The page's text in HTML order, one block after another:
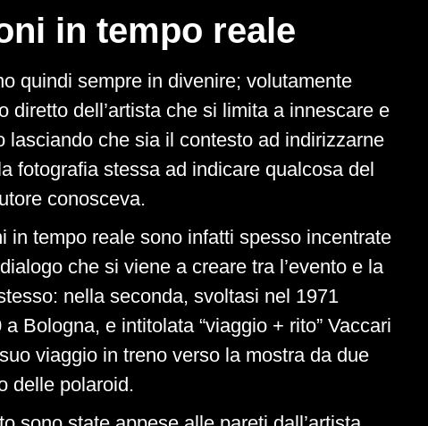
in tempo reale
quindi sempre in divenire; volutamente
diretto dell’artista che si limita a innescare e
lasciando che sia il contesto ad indirizzarne
fotografia stessa ad indicare qualcosa del
conosceva.
in tempo reale sono infatti spesso incentrate
che si viene a creare tra l’evento e la
nella seconda, svoltasi nel 1971
Bologna, e intitolata “viaggio + rito” Vaccari
viaggio in treno verso la mostra da due
delle polaroid.